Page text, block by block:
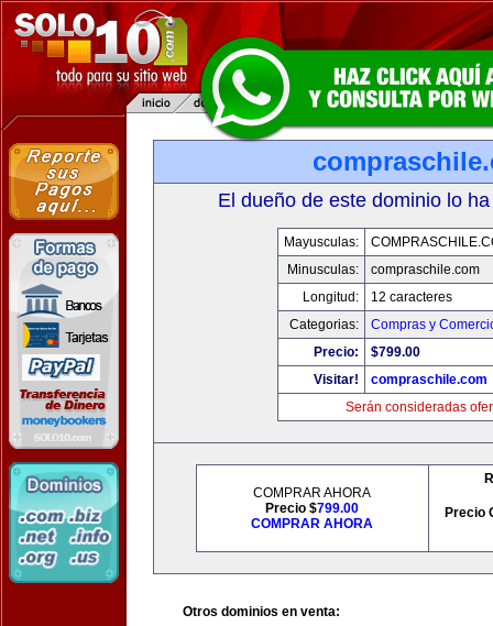
El dueño de este dominio lo
Mayusculas:
Minusculas:
compraschile.com
Longitud:
12 caracteres
Categorias:
Compras y
Precio:
$799.00
Visitar!
compraschile.com
Serán consideradas
COMPRAR AHORA
Precio $799.00
COMPRAR AHORA
Precio
Otros dominios en venta: